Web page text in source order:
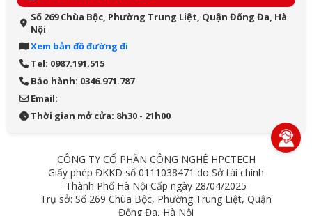
Số 269 Chùa Bộc, Phường Trung Liệt, Quận Đống Đa, Hà
Nội
Xem bản đồ đường đi
Tel: 0987.191.515
Bảo hành: 0346.971.787
Email:
Thời gian mở cửa: 8h30 - 21h00
CÔNG TY CỔ PHẦN CÔNG NGHỆ HPCTECH
Giấy phép ĐKKD số 0111038471 do Sở tài chính
Thành Phố Hà Nội Cấp ngày 28/04/2025
Trụ sở: Số 269 Chùa Bộc, Phường Trung Liệt, Quận
Đống Đa, Hà Nội